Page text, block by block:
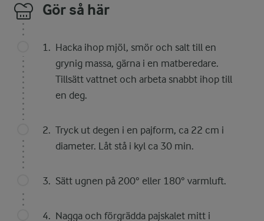
Gör så här
Hacka ihop mjöl, smör och salt till en
grynig massa, gärna i en matberedare.
Tillsätt vattnet och arbeta snabbt ihop till
en deg.
Tryck ut degen i en pajform, ca 22 cm i
diameter. Låt stå i kyl ca 30 min.
Sätt ugnen på 200° eller 180° varmluft.
Nagga och förgrädda pajskalet mitt i